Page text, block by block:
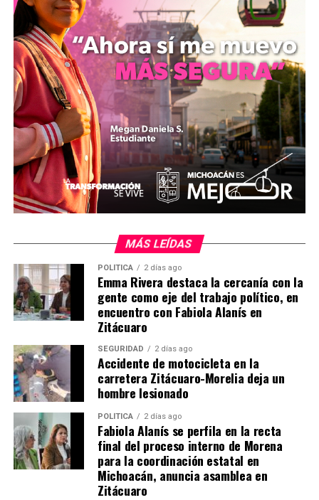
proporcionar sus datos generales a las autoridades en el
lugar.
​El servicio concluyó a las 15:58 horas tras el traslado de
la víctima y el abanderamiento de la zona por parte de
los elementos de emergencia.
mizitacuaro
Comparte con:
Me gusta esto:
Relacionado
MÁS LEÍDAS
POLÍTICA 2 días ago
Emma Rivera destaca la cercanía con la
gente como eje del trabajo político, en
encuentro con Fabiola Alanís en
Zitácuaro
SEGURIDAD 2 días ago
Accidente de motocicleta en la
carretera Zitácuaro-Morelia deja un
hombre lesionado
POLÍTICA 2 días ago
Fabiola Alanís se perfila en la recta
final del proceso interno de Morena
para la coordinación estatal en
Michoacán, anuncia asamblea en
Zitácuaro